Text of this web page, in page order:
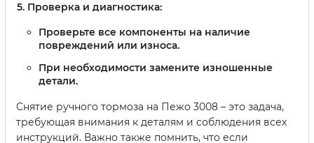
Проверка и диагностика:
Проверьте все компоненты на наличие
повреждений или износа.
При необходимости замените изношенные
детали.
Снятие ручного тормоза на Пежо 3008 – это задача,
требующая внимания к деталям и соблюдения всех
инструкций. Важно также помнить, что если